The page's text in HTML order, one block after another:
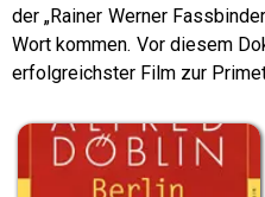
der „Rainer Werner
Wort kommen. Vor diesem
erfolgreichster Film zur